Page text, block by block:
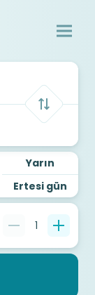
Yarın
Ertesi gün
1